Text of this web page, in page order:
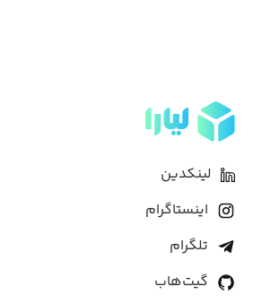
لینکدین
اینستاگرام
تلگرام
گیت‌هاب